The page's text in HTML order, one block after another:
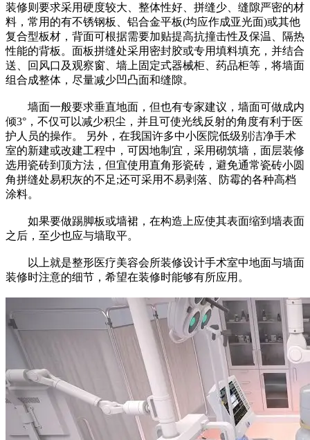
装修则要求采用硬度较大、整体性好、拼缝少、缝隙严密的材
料，常用的有不锈钢板、铝合金平板(均应作成亚光面)或其他
复合型板材，背面可根据需要加贴提高抗撞击性及保温、隔热
性能的背板。面板拼缝处采用密封胶或专用填料填充，并结合
送、回风口及观察窗、墙上固定式器械柜、药品柜等，将墙面
组合成整体，尽量减少凹凸面和缝隙。
墙面一般要求垂直地面，但也有专家建议，墙面可做成内
倾3°，不仅可以减少积尘，并且可使光线反射的角度有利于医
护人员的操作。 另外，在我国许多中小医院低级别洁净手术
室的新建或改建工程中，可因地制宜，采用砌筑墙，面层装修
选用瓷砖到顶方法，但宜使用直角形瓷砖，避免通常瓷砖小圆
角拼缝处易积灰的不足;还可采用不易剥落、防霉的各种高档
涂料。
如果要做踢脚板或墙裙，在构造上应使其表面缩到墙表面
之后，至少也应与墙取平。
以上就是整形医疗美容会所装修设计手术室中地面与墙面
装修时注意的细节，希望在装修时能够有所应用。